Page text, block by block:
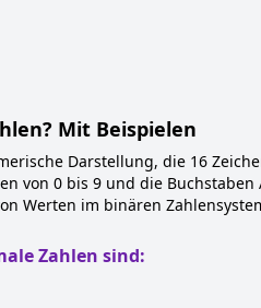
Mit Beispielen
Darstellung, die 16
von 0 bis 9 und die
Werten im binären
Zahlen sind: